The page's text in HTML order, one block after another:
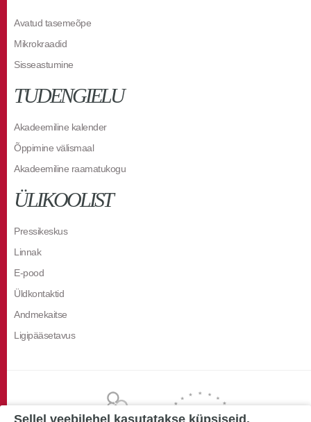
Avatud tasemeõpe
Mikrokraadid
Sisseastumine
TUDENGIELU
Akadeemiline kalender
Õppimine välismaal
Akadeemiline raamatukogu
ÜLIKOOLIST
Pressikeskus
Linnak
E-pood
Üldkontaktid
Andmekaitse
Ligipääsetavus
Sellel veebilehel kasutatakse küpsiseid.